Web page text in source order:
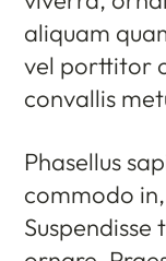
aliquam
vel porttitor
convallis
Phasellus
commodo